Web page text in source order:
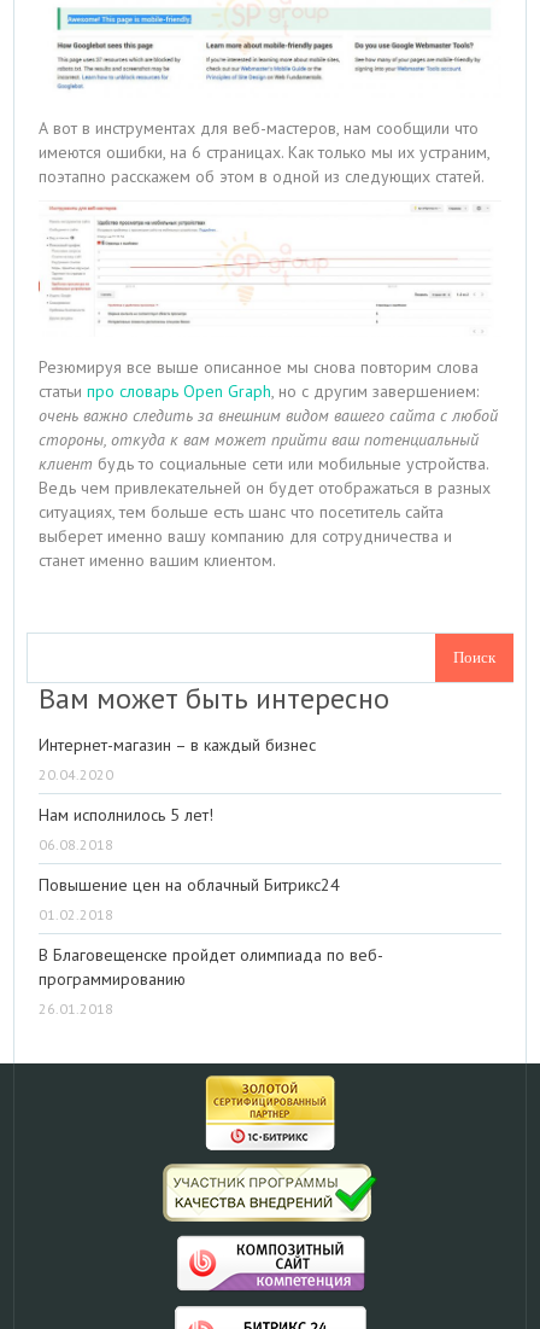
А вот в инструментах для веб-мастеров, нам сообщили что
имеются ошибки, на 6 страницах. Как только мы их устраним,
поэтапно расскажем об этом в одной из следующих статей.
Резюмируя все выше описанное мы снова повторим слова
статьипро словарь Open Graph, но с другим завершением:
очень важно следить за внешним видом вашего сайта с любой
стороны, откуда к вам может прийти ваш потенциальный
клиент будь то социальные сети или мобильные устройства.
Ведь чем привлекательней он будет отображаться в разных
ситуациях, тем больше есть шанс что посетитель сайта
выберет именно вашу компанию для сотрудничества и
станет именно вашим клиентом.
Вам может быть интересно
Интернет-магазин – в каждый бизнес
20.04.2020
Нам исполнилось 5 лет!
06.08.2018
Повышение цен на облачный Битрикс24
01.02.2018
В Благовещенске пройдет олимпиада по веб-
программированию
26.01.2018